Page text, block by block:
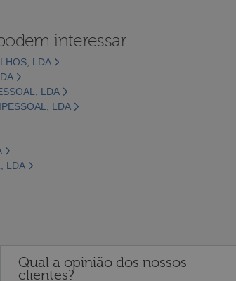
interessar
LDA
LDA
LDA
LDA
Qual a opinião dos nossos
clientes?